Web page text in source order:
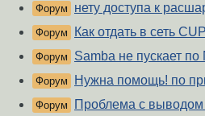
Форум нету доступа к
Форум Как отдать в сеть
Форум Samba не пускает
Форум Нужна помощь! по
Форум Проблема с выводом